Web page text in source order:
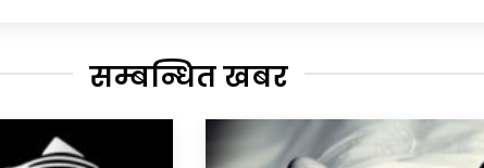
सम्बन्धित खबर